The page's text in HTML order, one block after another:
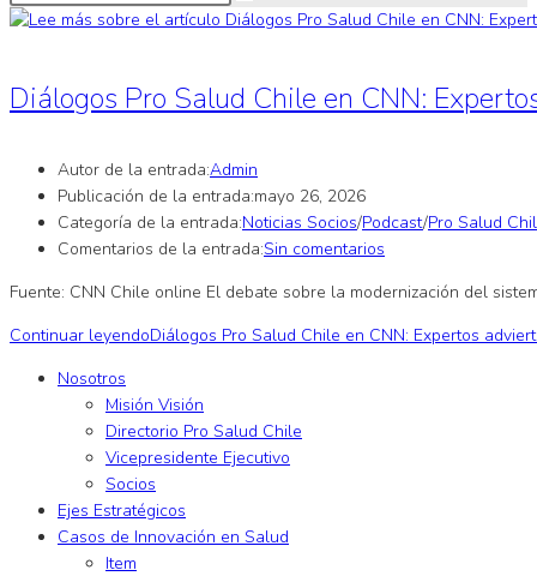
Diálogos Pro Salud Chile en CNN:
Autor de la entrada:Admin
Publicación de la entrada:mayo 26, 2026
Categoría de la entrada:Noticias Socios/Podcast/Pro Salud
Comentarios de la entrada:Sin comentarios
Fuente: CNN Chile online El debate sobre la modernización del
Continuar leyendoDiálogos Pro Salud Chile en CNN: Expertos
Nosotros
Misión Visión
Directorio Pro Salud Chile
Vicepresidente Ejecutivo
Socios
Ejes Estratégicos
Casos de Innovación en Salud
Item